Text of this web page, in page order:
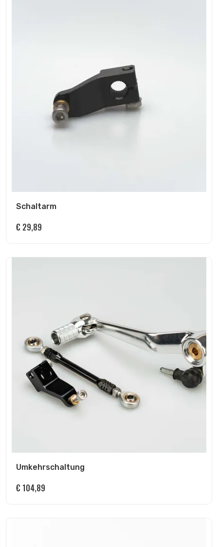
Schaltarm
€ 29,89
Umkehrschaltung
€ 104,89